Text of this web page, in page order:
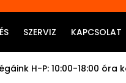
SZERVIZ KAPCSOLAT
H-P: 10:00-18:00